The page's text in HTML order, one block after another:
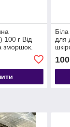
100 г Від
зморшок.
для
100